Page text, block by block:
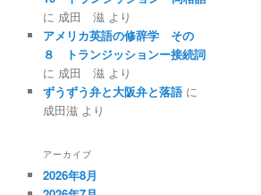
に 成田 滋 より
アメリカ英語の修辞学 その
８ トランジッションー接続詞
に 成田 滋 より
ずうずう弁と大阪弁と落語に
成田滋 より
アーカイブ
2026年8月